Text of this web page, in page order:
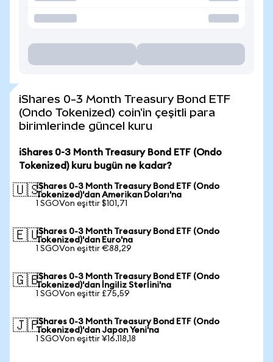
iShares 0-3 Month Treasury Bond ETF
(Ondo Tokenized) coin'in çeşitli para
birimlerinde güncel kuru
iShares 0-3 Month Treasury Bond ETF (Ondo
Tokenized) kuru bugün ne kadar?
🇺🇸iShares 0-3 Month Treasury Bond ETF (Ondo
Tokenized)'dan Amerikan Doları'na
1 SGOVon eşittir $101,71
🇪🇺iShares 0-3 Month Treasury Bond ETF (Ondo
Tokenized)'dan Euro'na
1 SGOVon eşittir €88,29
🇬🇧iShares 0-3 Month Treasury Bond ETF (Ondo
Tokenized)'dan İngiliz Sterlini'na
1 SGOVon eşittir £75,59
🇯🇵iShares 0-3 Month Treasury Bond ETF (Ondo
Tokenized)'dan Japon Yeni'na
1 SGOVon eşittir ¥16.118,18